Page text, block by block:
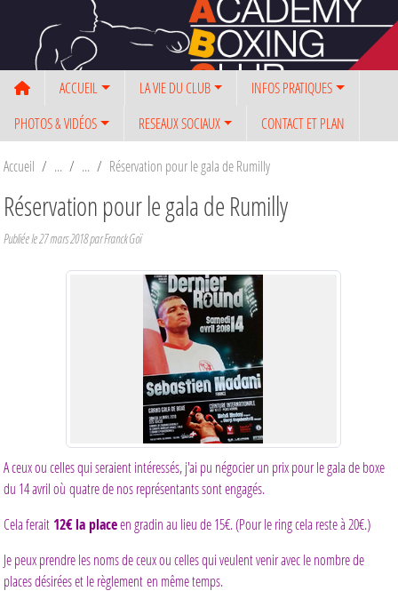
ACCUEIL LA VIE DU CLUB
INFOS PRATIQUES
PHOTOS & VIDÉOS
RESEAUX SOCIAUX CONTACT ET PLAN
Accueil Réservation pour le gala de Rumilly
Réservation pour le gala de Rumilly
Publiée le27 mars 2018par Franck Goï
A ceux ou celles qui seraient intéressés, j'ai pu négocier un prix pour le gala de boxe
du 14 avril où quatre de nos représentants sont engagés.
Cela ferait 12€ la placeen gradin au lieu de 15€. (Pour le ring cela reste à 20€.)
Je peux prendre les noms de ceux ou celles qui veulent venir avec le nombre de
places désirées et le règlement en même temps.
Panneau de gestion des cookies